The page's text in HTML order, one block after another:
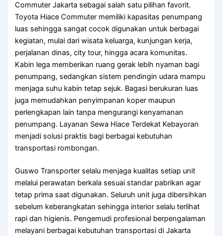
Commuter Jakarta sebagai salah satu pilihan favorit.
Toyota Hiace Commuter memiliki kapasitas penumpang
luas sehingga sangat cocok digunakan untuk berbagai
kegiatan, mulai dari wisata keluarga, kunjungan kerja,
perjalanan dinas, city tour, hingga acara komunitas.
Kabin lega memberikan ruang gerak lebih nyaman bagi
penumpang, sedangkan sistem pendingin udara mampu
menjaga suhu kabin tetap sejuk. Bagasi berukuran luas
juga memudahkan penyimpanan koper maupun
perlengkapan lain tanpa mengurangi kenyamanan
penumpang. Layanan Sewa Hiace Terdekat Kebayoran
menjadi solusi praktis bagi berbagai kebutuhan
transportasi rombongan.
Guswo Transporter selalu menjaga kualitas setiap unit
melalui perawatan berkala sesuai standar pabrikan agar
tetap prima saat digunakan. Seluruh unit juga dibersihkan
sebelum keberangkatan sehingga interior selalu terlihat
rapi dan higienis. Pengemudi profesional berpengalaman
melayani berbagai kebutuhan transportasi di Jakarta